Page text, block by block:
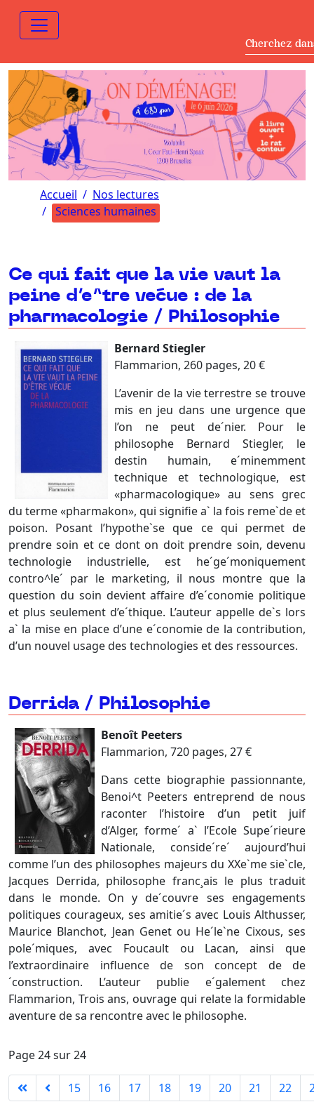
Cherchez
Accueil
Nos lectures
Sciences humaines
Ce qui fait que la vie vaut la
peine d’e^tre ve´cue : de la
pharmacologie / Philosophie
Bernard Stiegler
Flammarion, 260 pages, 20 €
L’avenir de la vie terrestre se trouve
mis en jeu dans une urgence que
l’on ne peut de´nier. Pour le
philosophe Bernard Stiegler, le
destin humain, e´minemment
technique et technologique, est
«pharmacologique» au sens grec
du terme «pharmakon», qui signifie a` la fois reme`de et
poison. Posant l’hypothe`se que ce qui permet de
prendre soin et ce dont on doit prendre soin, devenu
technologie industrielle, est he´ge´moniquement
contro^le´ par le marketing, il nous montre que la
question du soin devient affaire d’e´conomie politique
et plus seulement d’e´thique. L’auteur appelle de`s lors
a` la mise en place d’une e´conomie de la contribution,
d’un nouvel usage des technologies et des ressources.
Derrida / Philosophie
Benoît Peeters
Flammarion, 720 pages, 27 €
Dans cette biographie passionnante,
Benoi^t Peeters entreprend de nous
raconter l’histoire d’un petit juif
d’Alger, forme´ a` l’Ecole Supe´rieure
Nationale, conside´re´ aujourd’hui
comme l’un des philosophes majeurs du XXe`me sie`cle,
Jacques Derrida, philosophe franc¸ais le plus traduit
dans le monde. On y de´couvre ses engagements
politiques courageux, ses amitie´s avec Louis Althusser,
Maurice Blanchot, Jean Genet ou He´le`ne Cixous, ses
pole´miques, avec Foucault ou Lacan, ainsi que
l’extraordinaire influence de son concept de de
´construction. L’auteur publie e´galement chez
Flammarion, Trois ans, ouvrage qui relate la formidable
aventure de sa rencontre avec le philosophe.
Page 24 sur 24
15 16 17 18 19 20 21 22